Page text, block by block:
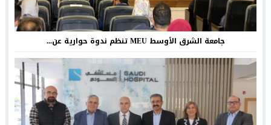
جامعة الشرق الأوسط MEU تنظم ندوة حوارية عن...